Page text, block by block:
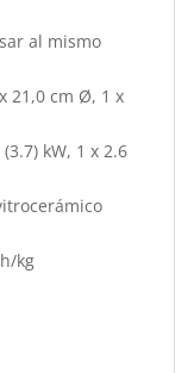
al mismo
21,0 cm Ø, 1 x
kW, 1 x 2.6
kg